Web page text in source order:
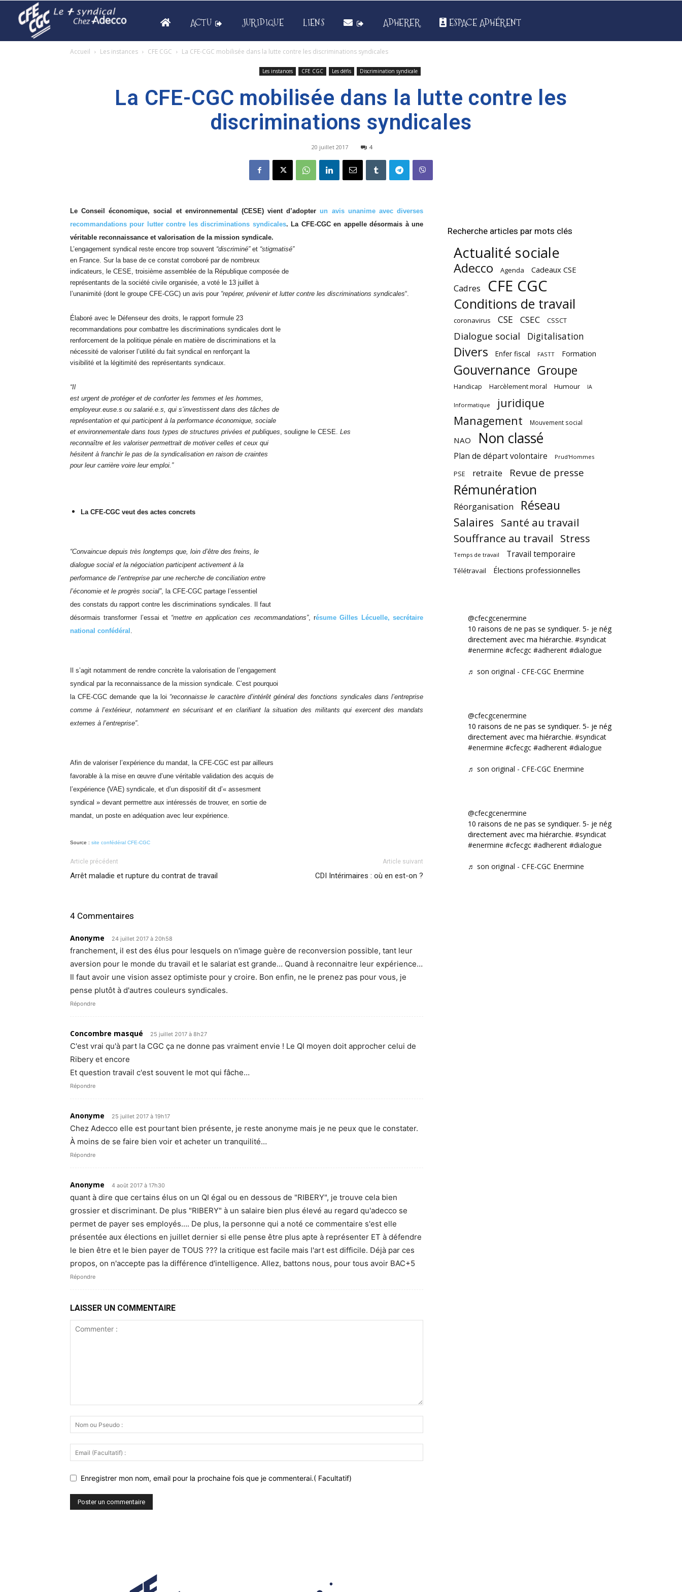
ACTU JURIDIQUE LIENS ADHERER ESPACE ADHÉRENT
Accueil Les instances CFE CGC La CFE-CGC mobilisée dans la lutte contre les discriminations syndicales
Les instances CFE CGC Les défis Discrimination syndicale
La CFE-CGC mobilisée dans la lutte contre les
discriminations syndicales
20 juillet 2017 4
Le Conseil économique, social et environnemental (CESE) vient d’adopterun avis unanime avec diverses
recommandations pour lutter contre les discriminations syndicales. La CFE-CGC en appelle désormais à une
véritable reconnaissance et valorisation de la mission syndicale.
L’engagement syndical reste encore trop souvent “discriminé”et “stigmatisé”
en France. Sur la base de ce constat corroboré par de nombreux
indicateurs, le CESE, troisième assemblée de la République composée de
représentants de la société civile organisée, a voté le 13 juillet à
l’unanimité (dont le groupe CFE-CGC) un avis pour “repérer, prévenir et lutter contre les discriminations syndicales“.
Élaboré avec le Défenseur des droits, le rapport formule 23
recommandations pour combattre les discriminations syndicales dont le
renforcement de la politique pénale en matière de discriminations et la
nécessité de valoriser l’utilité du fait syndical en renforçant la
visibilité et la légitimité des représentants syndicaux.
“Il
est urgent de protéger et de conforter les femmes et les hommes,
employeur.euse.s ou salarié.e.s, qui s’investissent dans des tâches de
représentation et qui participent à la performance économique, sociale
et environnementale dans tous types de structures privées et publiques, souligne le CESE. Les
reconnaître et les valoriser permettrait de motiver celles et ceux qui
hésitent à franchir le pas de la syndicalisation en raison de craintes
pour leur carrière voire leur emploi.”
La CFE-CGC veut des actes concrets
“Convaincue depuis très longtemps que, loin d’être des freins, le
dialogue social et la négociation participent activement à la
performance de l’entreprise par une recherche de conciliation entre
l’économie et le progrès social”, la CFE-CGC partage l’essentiel
des constats du rapport contre les discriminations syndicales. Il faut
désormais transformer l’essai et “mettre en application ces recommandations”, résume Gilles Lécuelle, secrétaire
national confédéral .
Il s’agit notamment de rendre concrète la valorisation de l’engagement
syndical par la reconnaissance de la mission syndicale. C’est pourquoi
la CFE-CGC demande que la loi “reconnaisse le caractère d’intérêt général des fonctions syndicales dans l’entreprise
comme à l’extérieur, notamment en sécurisant et en clarifiant la situation des militants qui exercent des mandats
externes à l’entreprise”.
Afin de valoriser l’expérience du mandat, la CFE-CGC est par ailleurs
favorable à la mise en œuvre d’une véritable validation des acquis de
l’expérience (VAE) syndicale, et d’un dispositif dit d’« assesment
syndical » devant permettre aux intéressés de trouver, en sortie de
mandat, un poste en adéquation avec leur expérience.
Source : site confédéral CFE-CGC
Article précédent
Arrêt maladie et rupture du contrat de travail
Article suivant
CDI Intérimaires : où en est-on ?
4 Commentaires
Anonyme 24 juillet 2017 à 20h58
franchement, il est des élus pour lesquels on n'image guère de reconversion possible, tant leur
aversion pour le monde du travail et le salariat est grande… Quand à reconnaitre leur expérience…
Il faut avoir une vision assez optimiste pour y croire. Bon enfin, ne le prenez pas pour vous, je
pense plutôt à d'autres couleurs syndicales.
Répondre
Concombre masqué 25 juillet 2017 à 8h27
C'est vrai qu'à part la CGC ça ne donne pas vraiment envie ! Le QI moyen doit approcher celui de
Ribery et encore
Et question travail c'est souvent le mot qui fâche…
Répondre
Anonyme 25 juillet 2017 à 19h17
Chez Adecco elle est pourtant bien présente, je reste anonyme mais je ne peux que le constater.
À moins de se faire bien voir et acheter un tranquilité…
Répondre
Anonyme 4 août 2017 à 17h30
quant à dire que certains élus on un QI égal ou en dessous de "RIBERY", je trouve cela bien
grossier et discriminant. De plus "RIBERY" à un salaire bien plus élevé au regard qu'adecco se
permet de payer ses employés…. De plus, la personne qui a noté ce commentaire s'est elle
présentée aux élections en juillet dernier si elle pense être plus apte à représenter ET à défendre
le bien être et le bien payer de TOUS ??? la critique est facile mais l'art est difficile. Déjà par ces
propos, on n'accepte pas la différence d'intelligence. Allez, battons nous, pour tous avoir BAC+5
Répondre
LAISSER UN COMMENTAIRE
Enregistrer mon nom, email pour la prochaine fois que je commenterai.( Facultatif)
Recherche articles par mots clés
Actualité sociale
Adecco Agenda Cadeaux CSE
Cadres CFE CGC
Conditions de travail
coronavirus CSE CSEC CSSCT
Dialogue social Digitalisation
Divers Enfer fiscal FASTT Formation
Gouvernance Groupe
Handicap Harcèlement moral Humour IA
Informatique
juridique
Management
Mouvement social
NAO Non classé
Plan de départ volontaire Prud'Hommes
PSE retraite Revue de presse
Rémunération
Réorganisation Réseau
Salaires Santé au travail
Souffrance au travail Stress
Temps de travail Travail temporaire
Télétravail Élections professionnelles
@cfecgcenermine
10 raisons de ne pas se syndiquer. 5- je négocie
directement avec ma hiérarchie. #syndicat
#enermine #cfecgc #adherent #dialogue
♬ son original - CFE-CGC Enermine
@cfecgcenermine
10 raisons de ne pas se syndiquer. 5- je négocie
directement avec ma hiérarchie. #syndicat
#enermine #cfecgc #adherent #dialogue
♬ son original - CFE-CGC Enermine
@cfecgcenermine
10 raisons de ne pas se syndiquer. 5- je négocie
directement avec ma hiérarchie. #syndicat
#enermine #cfecgc #adherent #dialogue
♬ son original - CFE-CGC Enermine